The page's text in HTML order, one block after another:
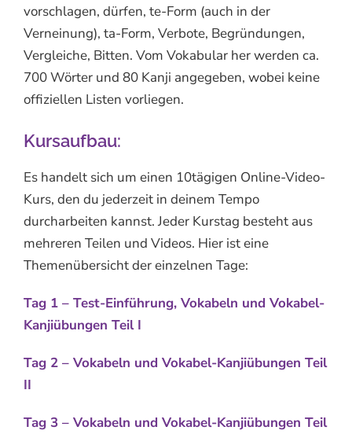
vorschlagen, dürfen, te-Form (auch in der
Verneinung), ta-Form, Verbote, Begründungen,
Vergleiche, Bitten. Vom Vokabular her werden ca.
700 Wörter und 80 Kanji angegeben, wobei keine
offiziellen Listen vorliegen.
Kursaufbau:
Es handelt sich um einen 10tägigen Online-Video-
Kurs, den du jederzeit in deinem Tempo
durcharbeiten kannst. Jeder Kurstag besteht aus
mehreren Teilen und Videos. Hier ist eine
Themenübersicht der einzelnen Tage:
Tag 1 – Test-Einführung, Vokabeln und Vokabel-
Kanjiübungen Teil I
Tag 2 – Vokabeln und Vokabel-Kanjiübungen Teil
II
Tag 3 – Vokabeln und Vokabel-Kanjiübungen Teil